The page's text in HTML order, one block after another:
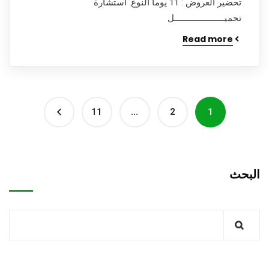
تحضير العروض : 11 يوما النوع: استشارة
تحميـــــــــــــــــــــل
Read more
1
2
…
11
البحث